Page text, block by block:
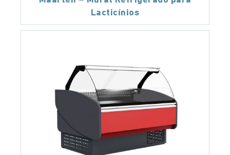
Lacticínios